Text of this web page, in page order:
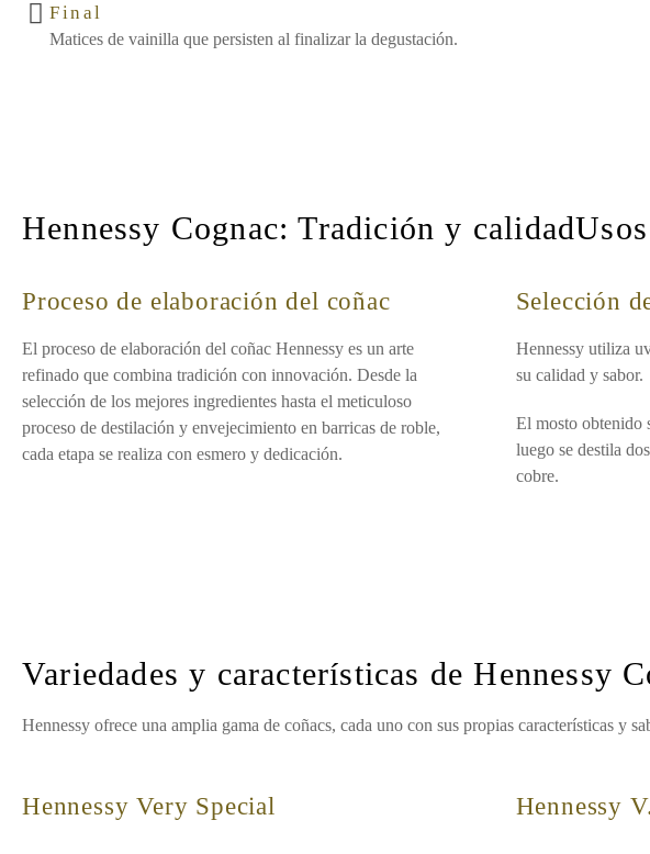
Final
Matices de vainilla que persisten al finalizar la degustación.
Hennessy Cognac: Tradición y
Proceso de elaboración del coñac
El proceso de elaboración del coñac Hennessy es un arte
refinado que combina tradición con innovación. Desde la
selección de los mejores ingredientes hasta el meticuloso
proceso de destilación y envejecimiento en barricas de roble,
cada etapa se realiza con esmero y dedicación.
Selección
Hennessy utiliza
su calidad y sabor.
El mosto obtenido
luego se destila
cobre.
Variedades y características de Hennessy
Hennessy ofrece una amplia gama de coñacs, cada uno con sus propias características y
Hennessy Very Special Hennessy